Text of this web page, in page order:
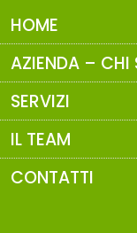
HOME
AZIENDA – CHI
SERVIZI
IL TEAM
CONTATTI